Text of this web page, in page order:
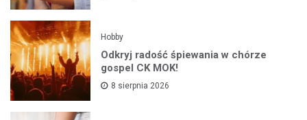
Hobby
Odkryj radość śpiewania w chórze
gospel CK MOK!
8 sierpnia 2026